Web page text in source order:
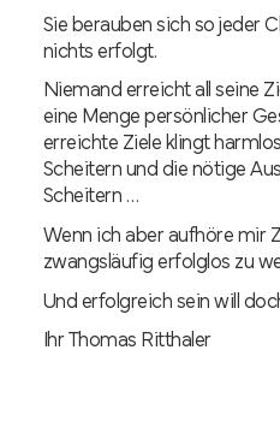
Sie berauben sich so jeder
nichts erfolgt.
Niemand erreicht all seine
eine Menge persönlicher
erreichte Ziele klingt
Scheitern und die nötige
Scheitern …
Wenn ich aber aufhöre mir
zwangsläufig erfolglos zu
Und erfolgreich sein will
Ihr Thomas Ritthaler